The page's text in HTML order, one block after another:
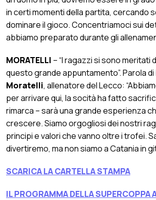
in certi momenti della partita, cercando
dominare il gioco. Concentriamoci sui
abbiamo preparato durante gli
MORATELLI – “I ragazzi si sono meritati
questo grande appuntamento”. Parola di
Moratelli, allenatore del Lecco:
per arrivare qui, la socità ha fatto
rimarca – sarà una grande esperienza
crescere. Siamo orgogliosi dei nostri
principi e valori che vanno oltre i trofei.
divertiremo, ma non siamo a Catania in
SCARICA LA CARTELLA STAMPA
IL PROGRAMMA DELLA SUPERCOPPA